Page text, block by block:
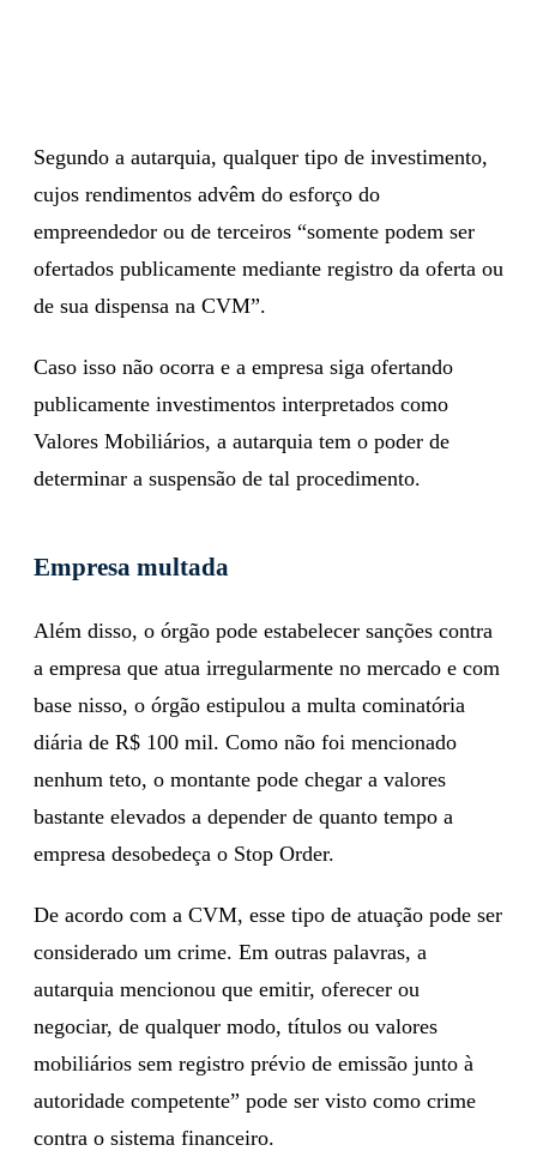
Segundo a autarquia, qualquer tipo de investimento,
cujos rendimentos advêm do esforço do
empreendedor ou de terceiros “somente podem ser
ofertados publicamente mediante registro da oferta ou
de sua dispensa na CVM”.
Caso isso não ocorra e a empresa siga ofertando
publicamente investimentos interpretados como
Valores Mobiliários, a autarquia tem o poder de
determinar a suspensão de tal procedimento.
Empresa multada
Além disso, o órgão pode estabelecer sanções contra
a empresa que atua irregularmente no mercado e com
base nisso, o órgão estipulou a multa cominatória
diária de R$ 100 mil. Como não foi mencionado
nenhum teto, o montante pode chegar a valores
bastante elevados a depender de quanto tempo a
empresa desobedeça o Stop Order.
De acordo com a CVM, esse tipo de atuação pode ser
considerado um crime. Em outras palavras, a
autarquia mencionou que emitir, oferecer ou
negociar, de qualquer modo, títulos ou valores
mobiliários sem registro prévio de emissão junto à
autoridade competente” pode ser visto como crime
contra o sistema financeiro.